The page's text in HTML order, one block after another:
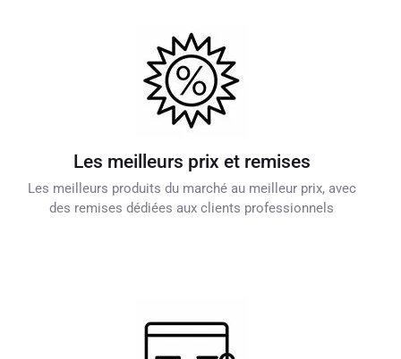
Les meilleurs prix et remises
Les meilleurs produits du marché au meilleur prix, avec
des remises dédiées aux clients professionnels